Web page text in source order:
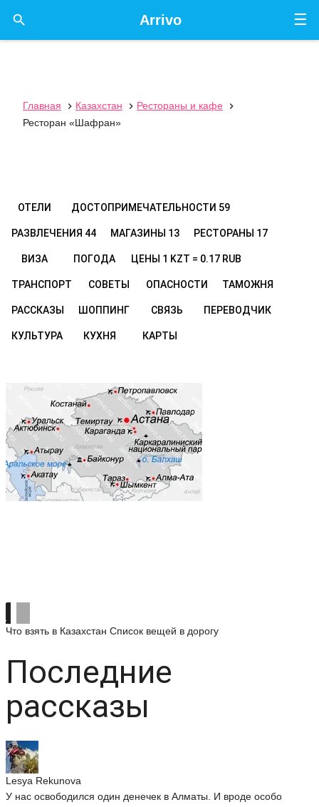
☰
Arrivo

Главная  Казахстан  Рестораны и кафе

Ресторан «Шафран»
ОТЕЛИ ДОСТОПРИМЕЧАТЕЛЬНОСТИ 59
РАЗВЛЕЧЕНИЯ 44 МАГАЗИНЫ 13 РЕСТОРАНЫ 17
ВИЗА ПОГОДА ЦЕНЫ 1 KZT = 0.17 RUB
ТРАНСПОРТ СОВЕТЫ ОПАСНОСТИ ТАМОЖНЯ
РАССКАЗЫ ШОППИНГ СВЯЗЬ ПЕРЕВОДЧИК
КУЛЬТУРА КУХНЯ КАРТЫ
Что взять в Казахстан Список вещей в дорогу
Последние
рассказы
Lesya Rekunova
У нас освободился один денечек в Алматы. И вроде особо